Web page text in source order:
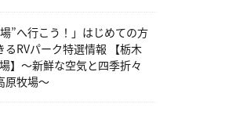
”へ行こう！」はじめての方
RVパーク特選情報 【栃木
】～新鮮な空気と四季折々
原牧場～